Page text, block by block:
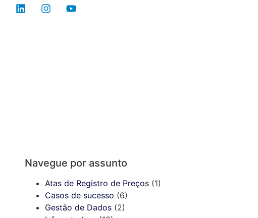
Navegue por assunto
Atas de Registro de Preços(1)
Casos de sucesso (6)
Gestão de Dados(2)